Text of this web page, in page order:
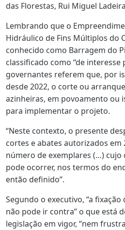
das Florestas, Rui Miguel
Lembrando que o
Hidráulico de Fins Múltiplos do
conhecido como Barragem do
classificado como “de interesse
governantes referem que, por
desde 2022, o corte ou
azinheiras, em povoamento ou
para implementar o projeto.
“Neste contexto, o presente
cortes e abates autorizados em
número de exemplares (…)
pode ocorrer, nos termos do
então definido”.
Segundo o executivo, “a
não pode ir contra” o que está
legislação em vigor, “nem